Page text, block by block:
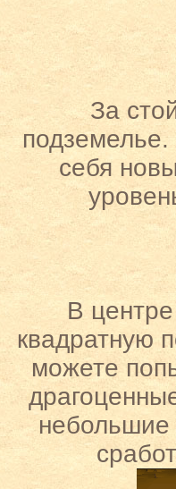
За
себя
В
квадратную
можете
небольшие